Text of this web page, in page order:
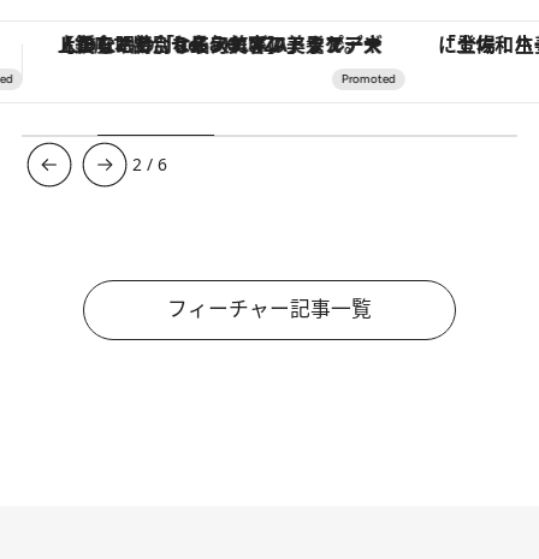
「土佐和ハーブかき氷」がOMO7高知に登場！生姜、山椒、大葉など目にも舌にも涼を呼ぶ郷土の味
3 /6
フィーチャー記事一覧